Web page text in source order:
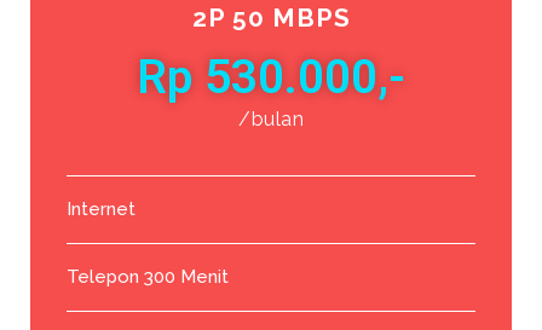
2P 50 MBPS
Rp 530.000,-
/bulan
Internet
Telepon 300 Menit